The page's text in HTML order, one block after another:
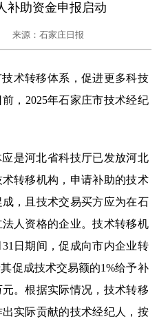
补助资金申报启动
来源：石家庄日报
术转移体系，促进更多科技
，2025年石家庄市技术经纪
是河北省科技厅已发放河北
转移机构，申请补助的技术
，且技术交易买方应为在石
人资格的企业。技术转移机
日期间，促成向市内企业转
促成技术交易额的1%给予补
。根据实际情况，技术转移
实际贡献的技术经纪人，按